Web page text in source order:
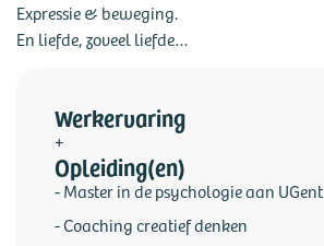
Expressie & beweging.
En liefde, zoveel liefde…
Werkervaring
+
Opleiding(en)
- Master in de psychologie aan UGent
- Coaching creatief denken